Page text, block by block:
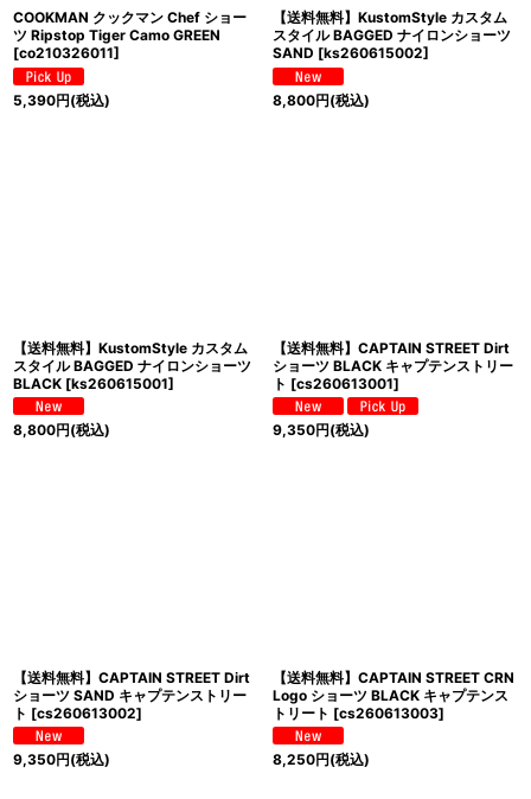
COOKMAN クックマン Chef ショー
ツ Ripstop Tiger Camo GREEN
[co210326011]
5,390円(税込)
【送料無料】KustomStyle カスタム
スタイル BAGGED ナイロンショーツ
SAND [ks260615002]
8,800円(税込)
【送料無料】KustomStyle カスタム
スタイル BAGGED ナイロンショーツ
BLACK [ks260615001]
8,800円(税込)
【送料無料】CAPTAIN STREET Dirt
ショーツ BLACK キャプテンストリー
ト [cs260613001]
9,350円(税込)
【送料無料】CAPTAIN STREET Dirt
ショーツ SAND キャプテンストリー
ト [cs260613002]
9,350円(税込)
【送料無料】CAPTAIN STREET CRN
Logo ショーツ BLACK キャプテンス
トリート [cs260613003]
8,250円(税込)